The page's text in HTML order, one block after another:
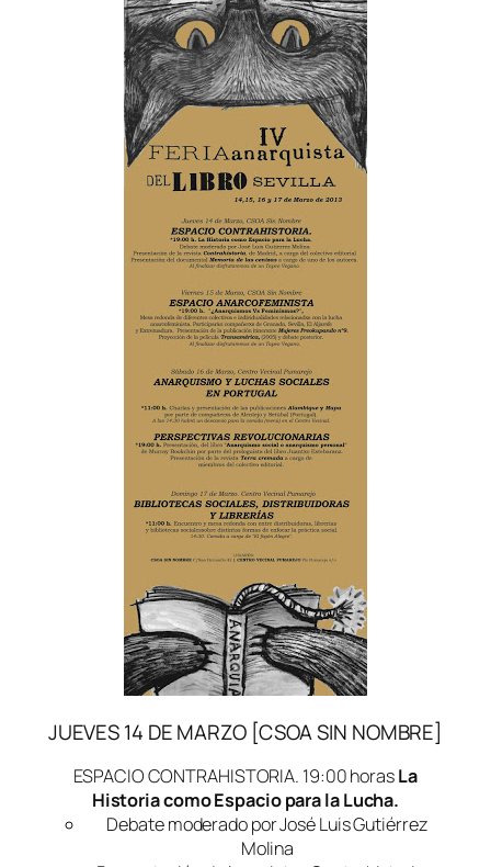
JUEVES 14 DE MARZO [CSOA SIN NOMBRE]
ESPACIO CONTRAHISTORIA. 19:00 horasLa
Historia como Espacio para la Lucha.
Debate moderado por José Luis Gutiérrez
Molina